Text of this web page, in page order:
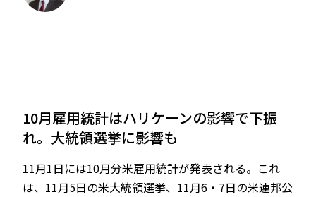
JP EN
10月雇用統計はハリケーンの影響で下振
れ。大統領選挙に影響も
11月1日には10月分米雇用統計が発表される。これ
は、11月5日の米大統領選挙、11月6・7日の米連邦公